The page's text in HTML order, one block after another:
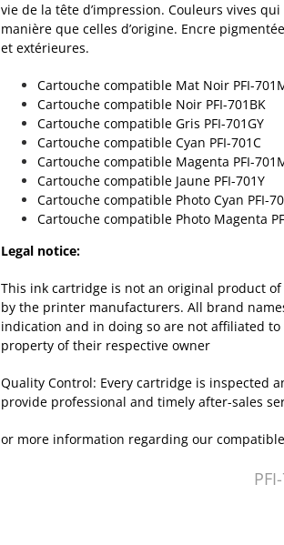
vie de la tête d’impression. Couleurs vives
manière que celles d’origine. Encre
et extérieures.
Cartouche compatible Mat Noir PFI-
Cartouche compatible Noir PFI-701BK
Cartouche compatible Gris PFI-701GY
Cartouche compatible Cyan PFI-701C
Cartouche compatible Magenta PFI-
Cartouche compatible Jaune PFI-701Y
Cartouche compatible Photo Cyan PFI-
Cartouche compatible Photo Magenta
Legal notice:
This ink cartridge is not an original product
by the printer manufacturers. All brand
indication and in doing so are not affiliated
property of their respective owner
Quality Control: Every cartridge is inspected
provide professional and timely after-sales
or more information regarding our